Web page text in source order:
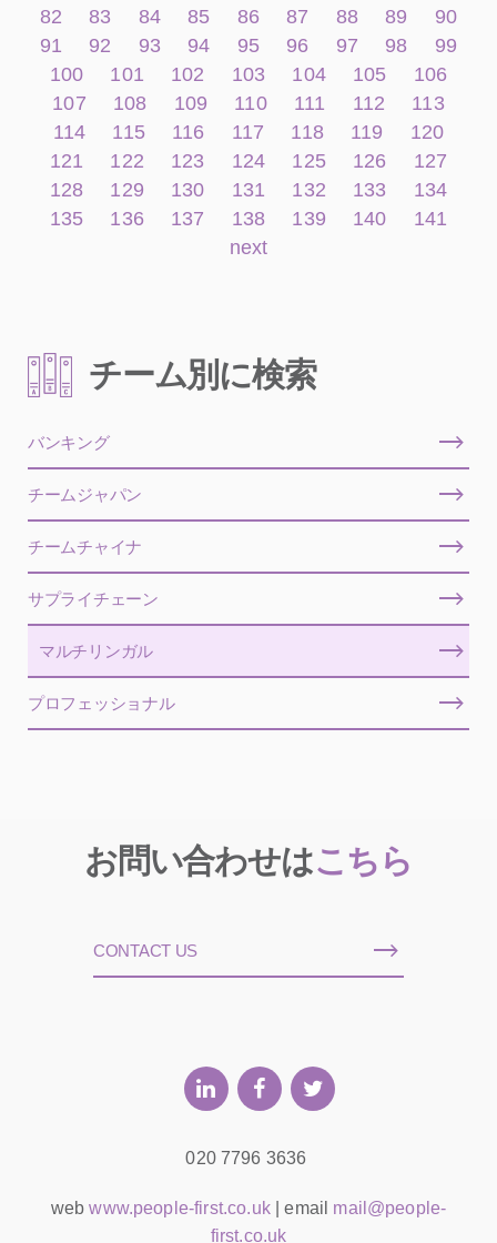
82
83 84 85 86 87 88 89
90
91
92 93 94 95 96 97 98
99
100
101 102 103 104 105
106
107
108 109 110 111 112
113
114
115 116 117 118 119
120
121
122 123 124 125 126
127
128
129 130 131 132 133
134
135
136 137 138 139 140
141
next
チーム別に検索
バンキング
チームジャパン
チームチャイナ
サプライチェーン
マルチリンガル
プロフェッショナル
お問い合わせはこちら
CONTACT US
020 7796 3636
webwww.people-first.co.uk| email mail@people-
first.co.uk